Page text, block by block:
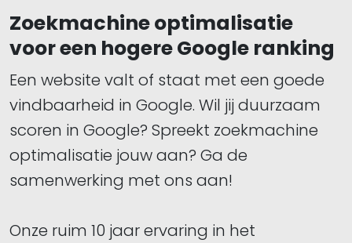
Zoekmachine optimalisatie
voor een hogere Google ranking
Een website valt of staat met een goede
vindbaarheid in Google. Wil jij duurzaam
scoren in Google? Spreekt zoekmachine
optimalisatie jouw aan? Ga de
samenwerking met ons aan!
​​​​​​​Onze ruim 10 jaar ervaring in het